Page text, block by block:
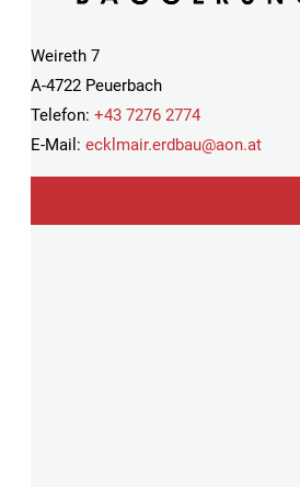
Weireth 7
A-4722 Peuerbach
Telefon: +43 7276 2774
E-Mail: ecklmair.erdbau@aon.at